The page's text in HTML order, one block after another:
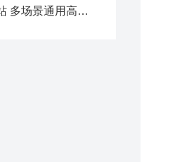
风力发电环境监测站 多场景通用高精度气象观测设备